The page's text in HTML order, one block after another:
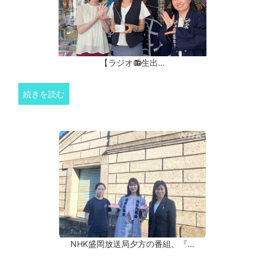
【ラジオ📻生出…
続きを読む
NHK盛岡放送局夕方の番組、『…